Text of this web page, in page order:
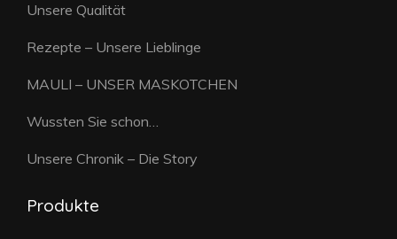
Unsere Qualität
Rezepte – Unsere Lieblinge
MAULI – UNSER MASKOTCHEN
Wussten Sie schon…
Unsere Chronik – Die Story
Produkte